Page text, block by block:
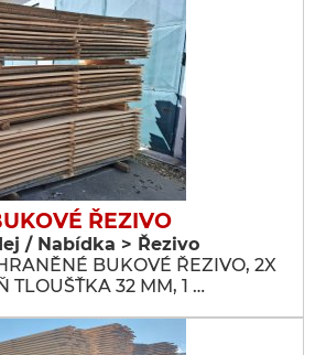
ŘEZIVO
/ Nabídka > Řezivo
BUKOVÉ ŘEZIVO, 2X
TLOUŠŤKA 32 MM, 1 …